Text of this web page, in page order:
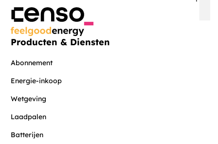
Producten & Diensten
Abonnement
Energie-inkoop
Wetgeving
Laadpalen
Batterijen